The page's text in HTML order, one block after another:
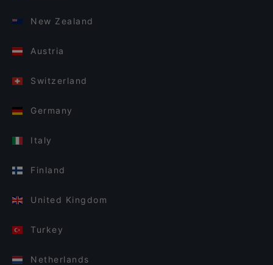
New Zealand
Austria
Switzerland
Germany
Italy
Finland
United Kingdom
Turkey
Netherlands